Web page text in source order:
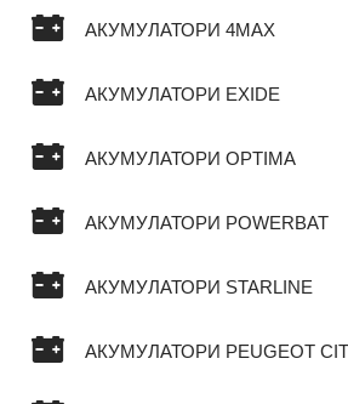
АКУМУЛАТОРИ 4MAX
АКУМУЛАТОРИ EXIDE
АКУМУЛАТОРИ OPTIMA
АКУМУЛАТОРИ POWERBAT
АКУМУЛАТОРИ STARLINE
АКУМУЛАТОРИ PEUGEOT